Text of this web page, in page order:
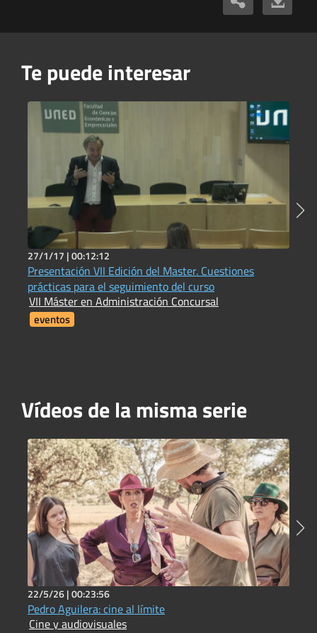
Te puede interesar
27/1/17 |00:12:12
Presentación VII Edición del Master. Cuestiones
prácticas para el seguimiento del curso
VII Máster en Administración Concursal
eventos
Vídeos de la misma serie
22/5/26 |00:23:56
Pedro Aguilera: cine al límite
Cine y audiovisuales